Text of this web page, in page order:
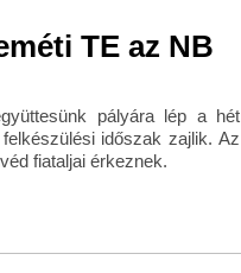
TE az NB
pályára lép a hét
időszak zajlik. Az
fiataljai érkeznek.